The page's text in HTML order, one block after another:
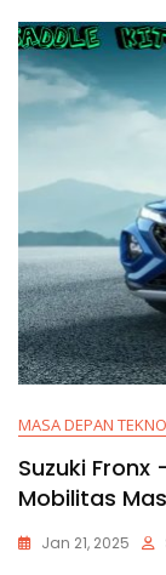
MASA DEPAN
Suzuki Fronx
Mobilitas
Jan 21, 2025